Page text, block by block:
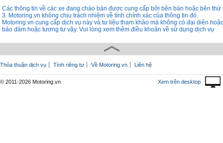
Các thông tin về các xe đang chào bán được cung cấp bởi bên bán hoặc bên thứ
3. Motoring.vn không chịu trách nhiệm về tính chính xác của thông tin đó.
Motoring.vn cung cấp dịch vụ này và tư liệu tham khảo mà không có đại diên hoặc
bảo đảm hoặc tương tư vậy. Vui lòng xem thêm điều khoản về sử dụng dịch vụ
Thỏa thuận dịch vụ Tính riêng tư Về Motoring.vn Liên hệ
© 2011-2026 Motoring.vn Xem trên desktop